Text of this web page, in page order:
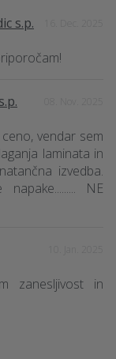
s.p.
vendar sem
laminata in
izvedba.
NE
zanesljivost in